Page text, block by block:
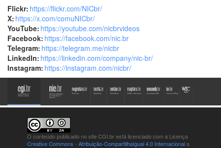
Flickr: https://flickr.com/NICbr/
X: https://x.com/comuNICbr/
YouTube: https://youtube.com/nicbrvideos
Facebook: https://facebook.com/nic.br
Telegram: https://telegram.me/nicbr
LinkedIn: https://linkedin.com/company/nic-br/
Instagram: https://instagram.com/nicbr/
O conteúdo publicado no site CGI.br está licenciado com a Licença
Creative Commons - Atribuição-CompartilhaIgual 4.0 Internacionala